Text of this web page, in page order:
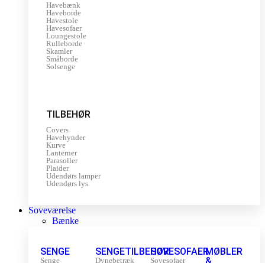
Havebænk
Haveborde
Havestole
Havesofaer
Loungestole
Rulleborde
Skamler
Småborde
Solsenge
TILBEHØR
Covers
Havehynder
Kurve
Lanterner
Parasoller
Plaider
Udendørs lamper
Udendørs lys
Soveværelse
Bænke
SENGE
Senge
SENGETILBEHØR
Dynebetræk
SOVESOFAER
Sovesofaer
MØBLER